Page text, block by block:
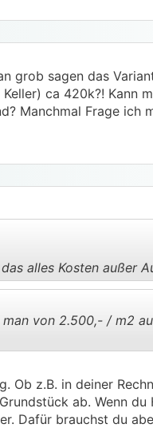
grob sagen das
ca 420k?! Kann
Manchmal Frage ich
alles Kosten außer
..
von 2.500,- / m2
Ob z.B. in deiner
ab. Wenn
Dafür brauchst du